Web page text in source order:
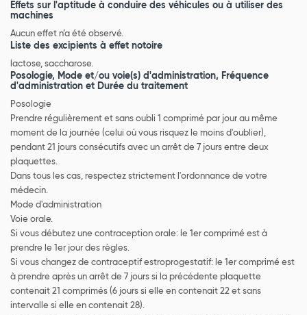
Effets sur l'aptitude à conduire des véhicules ou à utiliser des
machines
Aucun effet n’a été observé.
Liste des excipients à effet notoire
lactose, saccharose.
Posologie, Mode et/ou voie(s) d'administration, Fréquence
d'administration et Durée du traitement
Posologie
Prendre régulièrement et sans oubli 1 comprimé par jour au même
moment de la journée (celui où vous risquez le moins d'oublier),
pendant 21 jours consécutifs avec un arrêt de 7 jours entre deux
plaquettes.
Dans tous les cas, respectez strictement l'ordonnance de votre
médecin.
Mode d'administration
Voie orale.
Si vous débutez une contraception orale: le 1er comprimé est à
prendre le 1er jour des règles.
Si vous changez de contraceptif estroprogestatif: le 1er comprimé est
à prendre après un arrêt de 7 jours si la précédente plaquette
contenait 21 comprimés (6 jours si elle en contenait 22 et sans
intervalle si elle en contenait 28).